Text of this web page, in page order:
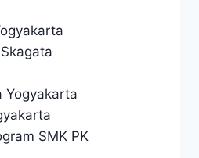
Yogyakarta
SMK PK